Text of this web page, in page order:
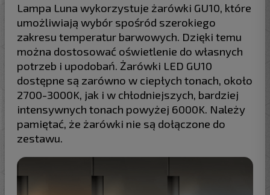
Lampa Luna wykorzystuje żarówki GU10, które
umożliwiają wybór spośród szerokiego
zakresu temperatur barwowych. Dzięki temu
można dostosować oświetlenie do własnych
potrzeb i upodobań. Żarówki LED GU10
dostępne są zarówno w ciepłych tonach, około
2700-3000K, jak i w chłodniejszych, bardziej
intensywnych tonach powyżej 6000K. Należy
pamiętać, że żarówki nie są dołączone do
zestawu.